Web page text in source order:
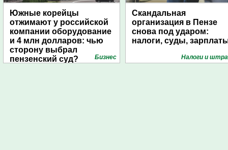
Южные корейцы
отжимают у российской
компании оборудование
и 4 млн долларов: чью
сторону выбрал
пензенский суд?
Бизнес
Скандальная
организация в Пензе
снова под ударом:
налоги, суды,
Налоги и